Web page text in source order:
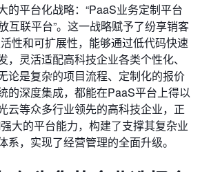
的平台化战略：“PaaS业务定制平台
互联平台”。这一战略赋予了纷享销客
性和可扩展性，能够通过低代码快速
，灵活适配高科技企业各类个性化、
论是复杂的项目流程、定制化的报价
的深度集成，都能在PaaS平台上得以
云等众多行业领先的高科技企业，正
大的平台能力，构建了支撑其复杂业
系，实现了经营管理的全面升级。